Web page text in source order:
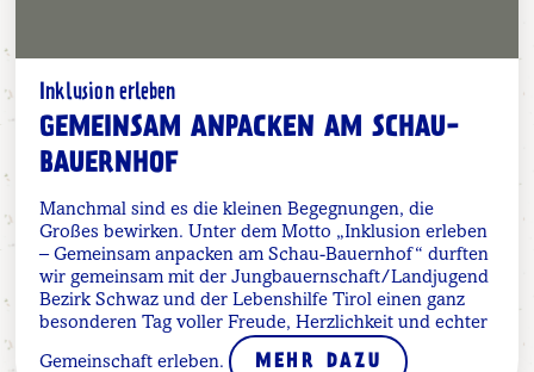
Inklusion erleben
GEMEINSAM ANPACKEN AM SCHAU-
BAUERNHOF
Manchmal sind es die kleinen Begegnungen, die
Großes bewirken. Unter dem Motto „Inklusion erleben
– Gemeinsam anpacken am Schau-Bauernhof“ durften
wir gemeinsam mit der Jungbauernschaft/Landjugend
Bezirk Schwaz und der Lebenshilfe Tirol einen ganz
besonderen Tag voller Freude, Herzlichkeit und echter
Gemeinschaft erleben. MEHR DAZU